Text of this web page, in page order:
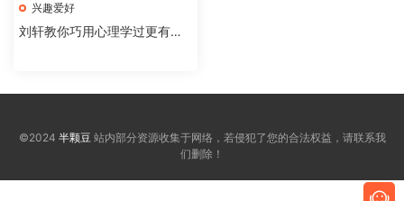
兴趣爱好
刘轩教你巧用心理学过更有效
©2024 半颗豆站内部分资源收集于网络，若侵犯了您的合法权益，请联系我
们删除！